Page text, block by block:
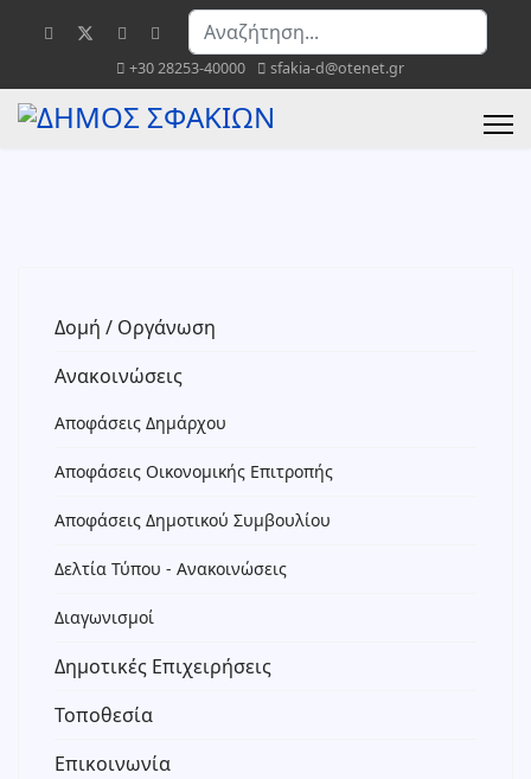
+30 28253-40000 sfakia-d@otenet.gr
Δομή / Οργάνωση
Ανακοινώσεις
Αποφάσεις Δημάρχου
Αποφάσεις Οικονομικής Επιτροπής
Αποφάσεις Δημοτικού Συμβουλίου
Δελτία Τύπου - Ανακοινώσεις
Διαγωνισμοί
Δημοτικές Επιχειρήσεις
Τοποθεσία
Επικοινωνία